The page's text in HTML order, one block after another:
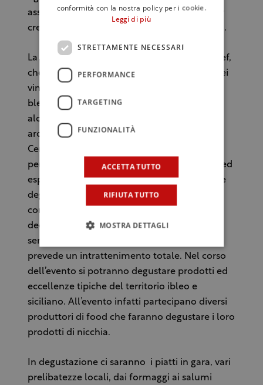
assegnato uno chef che esalterà con il finger
creato le peculiarità del Cerasuolo di Vittoria.
La competizione sarà uno stimolo per gli chef,
che dovranno valorizzare al massimo uno dei
vini più tipici del territorio, caratterizzato dal
blend di Nero d’Avola, da cui prende corpo e
alcolicità, e di Frappato che gli dona
aromaticità. Chi sarà il Miglior Chef del
Cerasuolo 2017? Quale l’abbinamento
perfetto? A decretarlo la giuria di giornalisti ed
esperti del settore, ma anche il pubblico, che
degustando i vari finger,
contemporaneamente alla giuria, potrà
decretare il suo vincitore. La manifestazione,
sempre più partecipata, va oltre il contest e
prevede un intrattenimento totale. Nel corso
dell’evento si potranno degustare prodotti ed
eccellenze tipiche del territorio ibleo e
siciliano. All’evento infatti partecipano diversi
produttori di food che faranno degustare i loro
prodotti di nicchia.
In degustazione ci saranno i piatti in gara, vari
prelibatezze locali, dai formaggi ai salumi
conformità con la nostra policy per i cookie.
Leggi di più
STRETTAMENTE NECESSARI
PERFORMANCE
TARGETING
FUNZIONALITÀ
ACCETTA TUTTO
RIFIUTA TUTTO
MOSTRA DETTAGLI